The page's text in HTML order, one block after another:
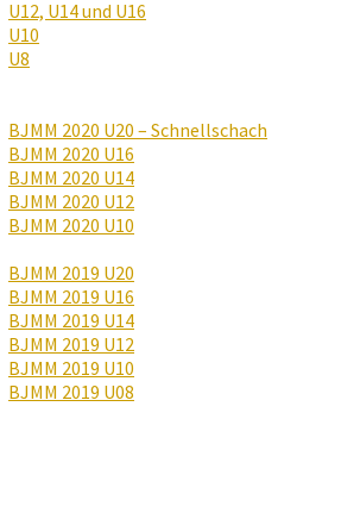
U12, U14 und U16
U10
U8
BJMM 2020 U20 – Schnellschach
BJMM 2020 U16
BJMM 2020 U14
BJMM 2020 U12
BJMM 2020 U10
BJMM 2019 U20
BJMM 2019 U16
BJMM 2019 U14
BJMM 2019 U12
BJMM 2019 U10
BJMM 2019 U08